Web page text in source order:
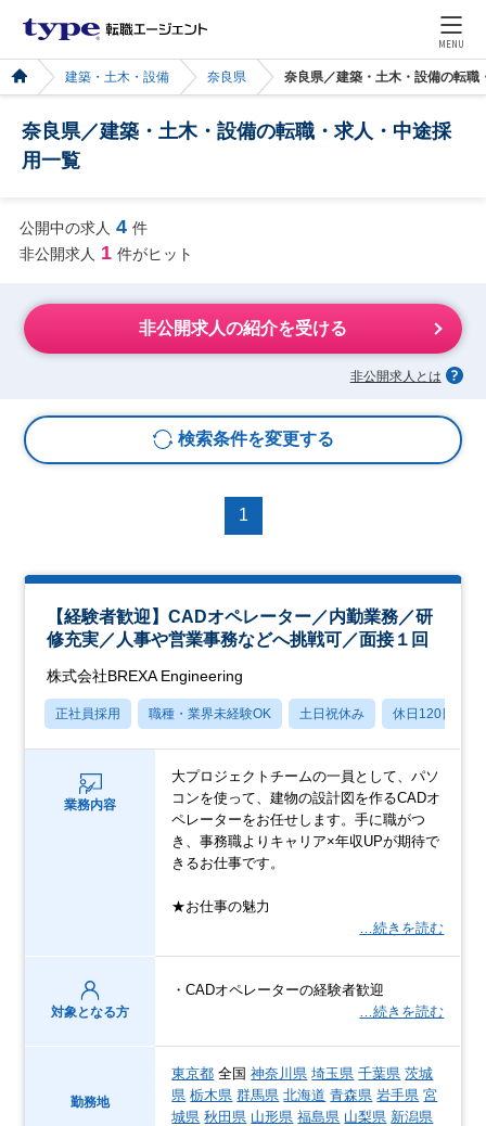
MENU
建築・土木・設備 奈良県 奈良県／建築・土木・設備の転職
奈良県／建築・土木・設備の転職・求人・中途採
用一覧
公開中の求人 4 件
非公開求人 1 件がヒット
非公開求人の紹介を受ける
非公開求人とは
検索条件を変更する
1
【経験者歓迎】CADオペレーター／内勤業務／研
修充実／人事や営業事務などへ挑戦可／面接１回
株式会社BREXA Engineering
正社員採用 職種・業界未経験OK 土日祝休み 休日120日以上
業務内容
大プロジェクトチームの一員として、パソ
コンを使って、建物の設計図を作るCADオ
ペレーターをお任せします。手に職がつ
き、事務職よりキャリア×年収UPが期待で
きるお仕事です。
★お仕事の魅力
…続きを読む
対象となる方
・CADオペレーターの経験者歓迎
…続きを読む
勤務地
東京都 全国神奈川県 埼玉県 千葉県 茨城
県 栃木県 群馬県 北海道 青森県 岩手県 宮
城県 秋田県 山形県 福島県 山梨県 新潟県